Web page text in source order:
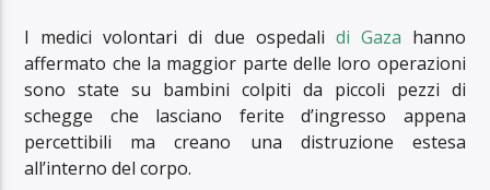
I medici volontari di due ospedali di Gaza hanno
affermato che la maggior parte delle loro operazioni
sono state su bambini colpiti da piccoli pezzi di
schegge che lasciano ferite d’ingresso appena
percettibili ma creano una distruzione estesa
all’interno del corpo.